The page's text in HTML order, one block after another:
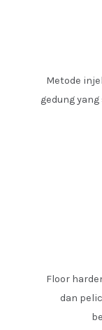
Metode
gedung
Floor
dan